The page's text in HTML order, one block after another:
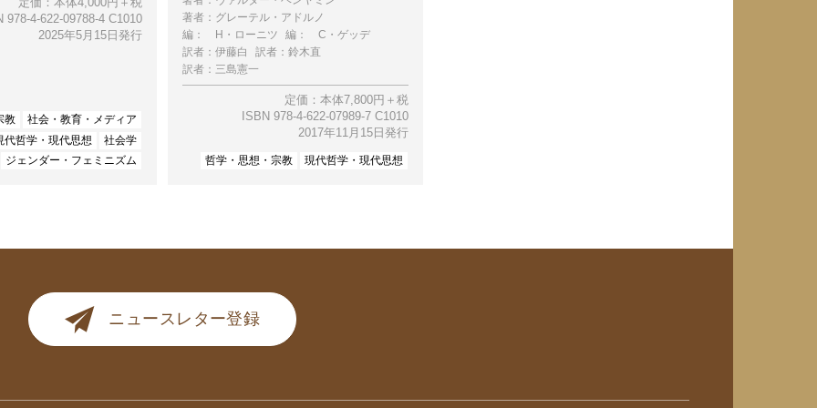
978-4-622-09788-4 C1010
2025年5月15日発行
教
社会・教育・メディア
代哲学・現代思想
社会学
ジェンダー・フェミニズム
著者： グレーテル・アドルノ
編：
H・ローニツ 編：
C・ゲッデ
訳者：伊藤白 訳者：鈴木直
訳者： 三島憲一
定価：本体7,800円＋税
ISBN 978-4-622-07989-7 C1010
2017年11月15日発行
哲学・思想・宗教 現代哲学・現代思想
ニュースレター登録